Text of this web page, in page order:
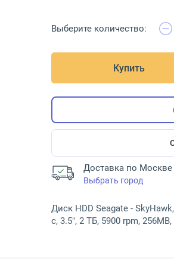
Выберите количество:
Купить
Доставка по Москве
Выбрать город
Диск HDD Seagate -
с, 3.5", 2 ТБ, 5900 rpm,